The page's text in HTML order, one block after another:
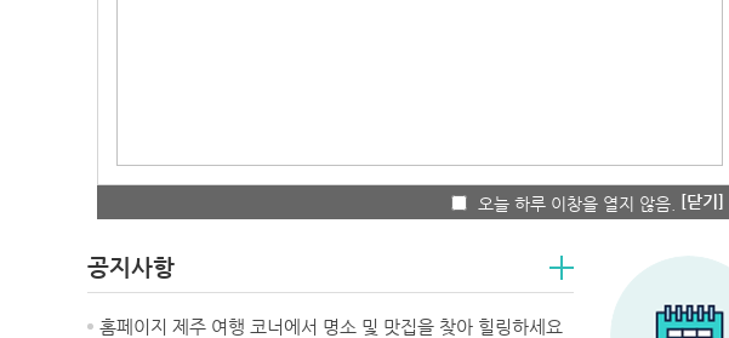
공지사항
홈페이지 제주 여행 코너에서 명소 및 맛집을 찾아 힐링하세요
오늘 하루 이창을 열지 않음. [닫기]